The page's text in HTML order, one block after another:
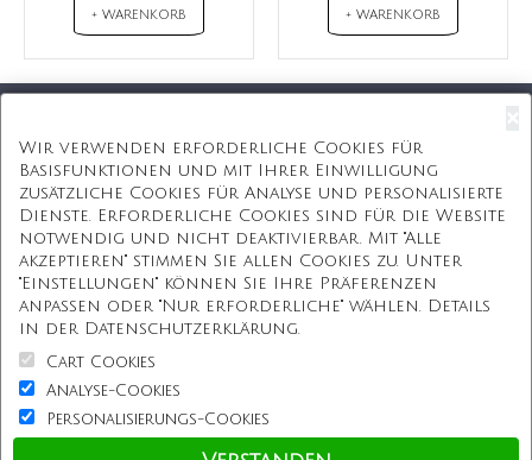
+ WARENKORB + WARENKORB
Kostenlose Geschenkbox
Kostenlose Gravur
Unbegrenzte Redesign
ÜBER UNS
Information
Kundenservice
Wir verwenden erforderliche Cookies für
Basisfunktionen und mit Ihrer Einwilligung
zusätzliche Cookies für Analyse und personalisierte
Dienste. Erforderliche Cookies sind für die Website
notwendig und nicht deaktivierbar. Mit "Alle
akzeptieren" stimmen Sie allen Cookies zu. Unter
"Einstellungen" können Sie Ihre Präferenzen
anpassen oder "Nur erforderliche" wählen. Details
in der Datenschutzerklärung.
Cart Cookies
Analyse-Cookies
Personalisierungs-Cookies